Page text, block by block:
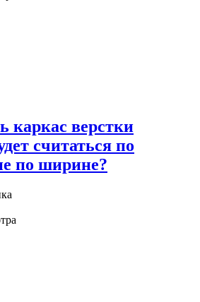
каркас верстки
считаться по
по ширине?